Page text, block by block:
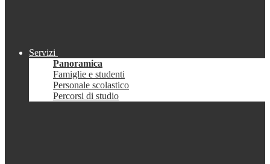
Servizi
Panoramica
Famiglie e studenti
Personale scolastico
Percorsi di studio